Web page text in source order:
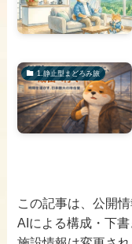
1.静止型まどろみ旅
この記事は、公開
AIによる構成・下